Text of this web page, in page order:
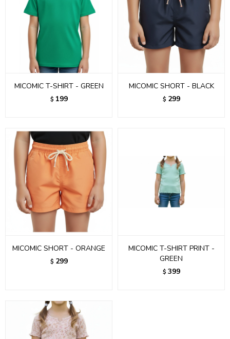
MICOMIC T-SHIRT - GREEN
$ 199
MICOMIC SHORT - BLACK
$ 299
MICOMIC SHORT - ORANGE
$ 299
MICOMIC T-SHIRT PRINT -
GREEN
$ 399